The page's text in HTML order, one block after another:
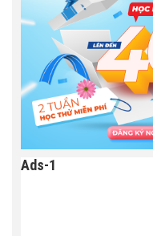
Ads-1